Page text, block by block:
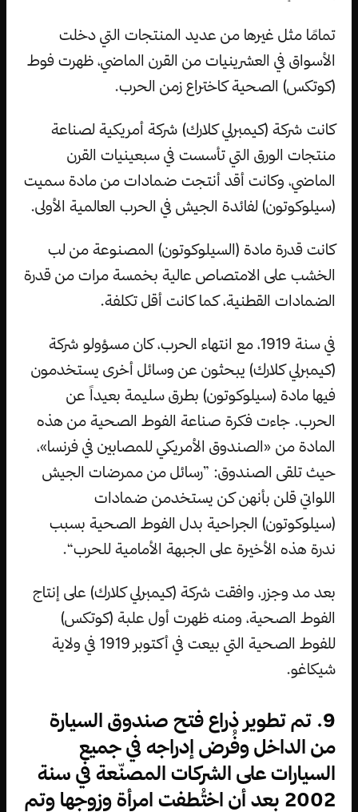
تمامًا مثل غيرها من عديد المنتجات التي دخلت
الأسواق في العشرينيات من القرن الماضي، ظهرت فوط
(كوتكس) الصحية كاختراع زمن الحرب.
كانت شركة (كيمبرلي كلارك) شركة أمريكية لصناعة
منتجات الورق التي تأسست في سبعينيات القرن
الماضي، وكانت أقد أنتجت ضمادات من مادة سميت
(سيلوكوتون) لفائدة الجيش في الحرب العالمية الأولى.
كانت قدرة مادة (السيلوكوتون) المصنوعة من لب
الخشب على الامتصاص عالية بخمسة مرات من قدرة
الضمادات القطنية، كما كانت أقل تكلفة.
في سنة 1919، مع انتهاء الحرب، كان مسؤولو شركة
(كيمبرلي كلارك) يبحثون عن وسائل أخرى يستخدمون
فيها مادة (سيلوكوتون) بطرق سليمة بعيداً عن
الحرب. جاءت فكرة صناعة الفوط الصحية من هذه
المادة من «الصندوق الأمريكي للمصابين في فرنسا»،
حيث تلقى الصندوق: ”رسائل من ممرضات الجيش
اللواتي قلن بأنهن كن يستخدمن ضمادات
(سيلوكوتون) الجراحية بدل الفوط الصحية بسبب
ندرة هذه الأخيرة على الجبهة الأمامية للحرب“.
بعد مد وجزر، وافقت شركة (كيمبرلي كلارك) على إنتاج
الفوط الصحية، ومنه ظهرت أول علبة (كوتكس)
للفوط الصحية التي بيعت في أكتوبر 1919 في ولاية
شيكاغو.
9. تم تطوير ذراع فتح صندوق السيارة
من الداخل وفُرض إدراجه في جميع
السيارات على الشركات المصنّعة في سنة
2002 بعد أن اختُطفت امرأة وزوجها وتم